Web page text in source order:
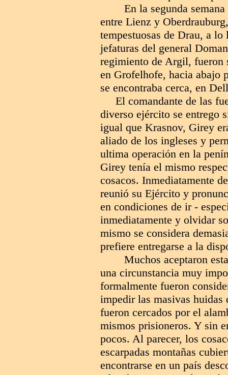
En la segunda
entre Lienz y
tempestuosas de Drau, a
jefaturas del general
regimiento de Argil, fueron
en Grofelhofe, hacia abajo
se encontraba cerca, en
El comandante de las
diverso ejército se entrego
igual que Krasnov, Girey
aliado de los ingleses y
ultima operación en la
Girey tenía el mismo
cosacos. Inmediatamente
reunió su Ejército y
en condiciones de ir -
inmediatamente y olvidar
mismo se considera
prefiere entregarse a la
Muchos aceptaron
una circunstancia muy
formalmente fueron
impedir las masivas huidas
fueron cercados por el
mismos prisioneros. Y sin
pocos. Al parecer, los
escarpadas montañas
encontrarse en un país